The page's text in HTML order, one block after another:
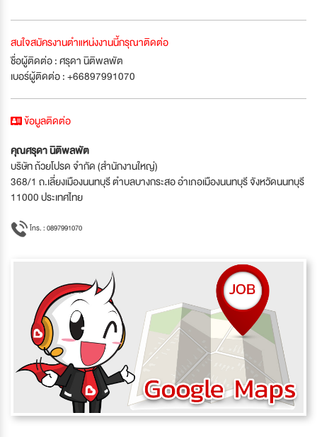
สนใจสมัครงานตำแหน่งงานนี้กรุณาติดต่อ
ชื่อผู้ติดต่อ : ศรุดา นิติพลพัต
เบอร์ผู้ติดต่อ : +66897991070
ข้อมูลติดต่อ
คุณศรุดา นิติพลพัต
บริษัท ถ้วยโปรด จำกัด (สำนักงานใหญ่)
368/1 ถ.เลี่ยงเมืองนนทบุรี ตำบลบางกระสอ อำเภอเมืองนนทบุรี จังหวัดนนทบุรี
11000 ประเทศไทย
โทร. : 0897991070